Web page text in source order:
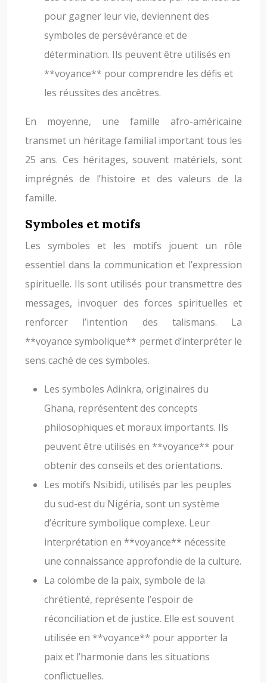
pour gagner leur vie, deviennent des
symboles de persévérance et de
détermination. Ils peuvent être utilisés en
**voyance** pour comprendre les défis et
les réussites des ancêtres.
En moyenne, une famille afro-américaine
transmet un héritage familial important tous les
25 ans. Ces héritages, souvent matériels, sont
imprégnés de l’histoire et des valeurs de la
famille.
Symboles et motifs
Les symboles et les motifs jouent un rôle
essentiel dans la communication et l’expression
spirituelle. Ils sont utilisés pour transmettre des
messages, invoquer des forces spirituelles et
renforcer l’intention des talismans. La
**voyance symbolique** permet d’interpréter le
sens caché de ces symboles.
Les symboles Adinkra, originaires du
Ghana, représentent des concepts
philosophiques et moraux importants. Ils
peuvent être utilisés en **voyance** pour
obtenir des conseils et des orientations.
Les motifs Nsibidi, utilisés par les peuples
du sud-est du Nigéria, sont un système
d’écriture symbolique complexe. Leur
interprétation en **voyance** nécessite
une connaissance approfondie de la culture.
La colombe de la paix, symbole de la
chrétienté, représente l’espoir de
réconciliation et de justice. Elle est souvent
utilisée en **voyance** pour apporter la
paix et l’harmonie dans les situations
conflictuelles.